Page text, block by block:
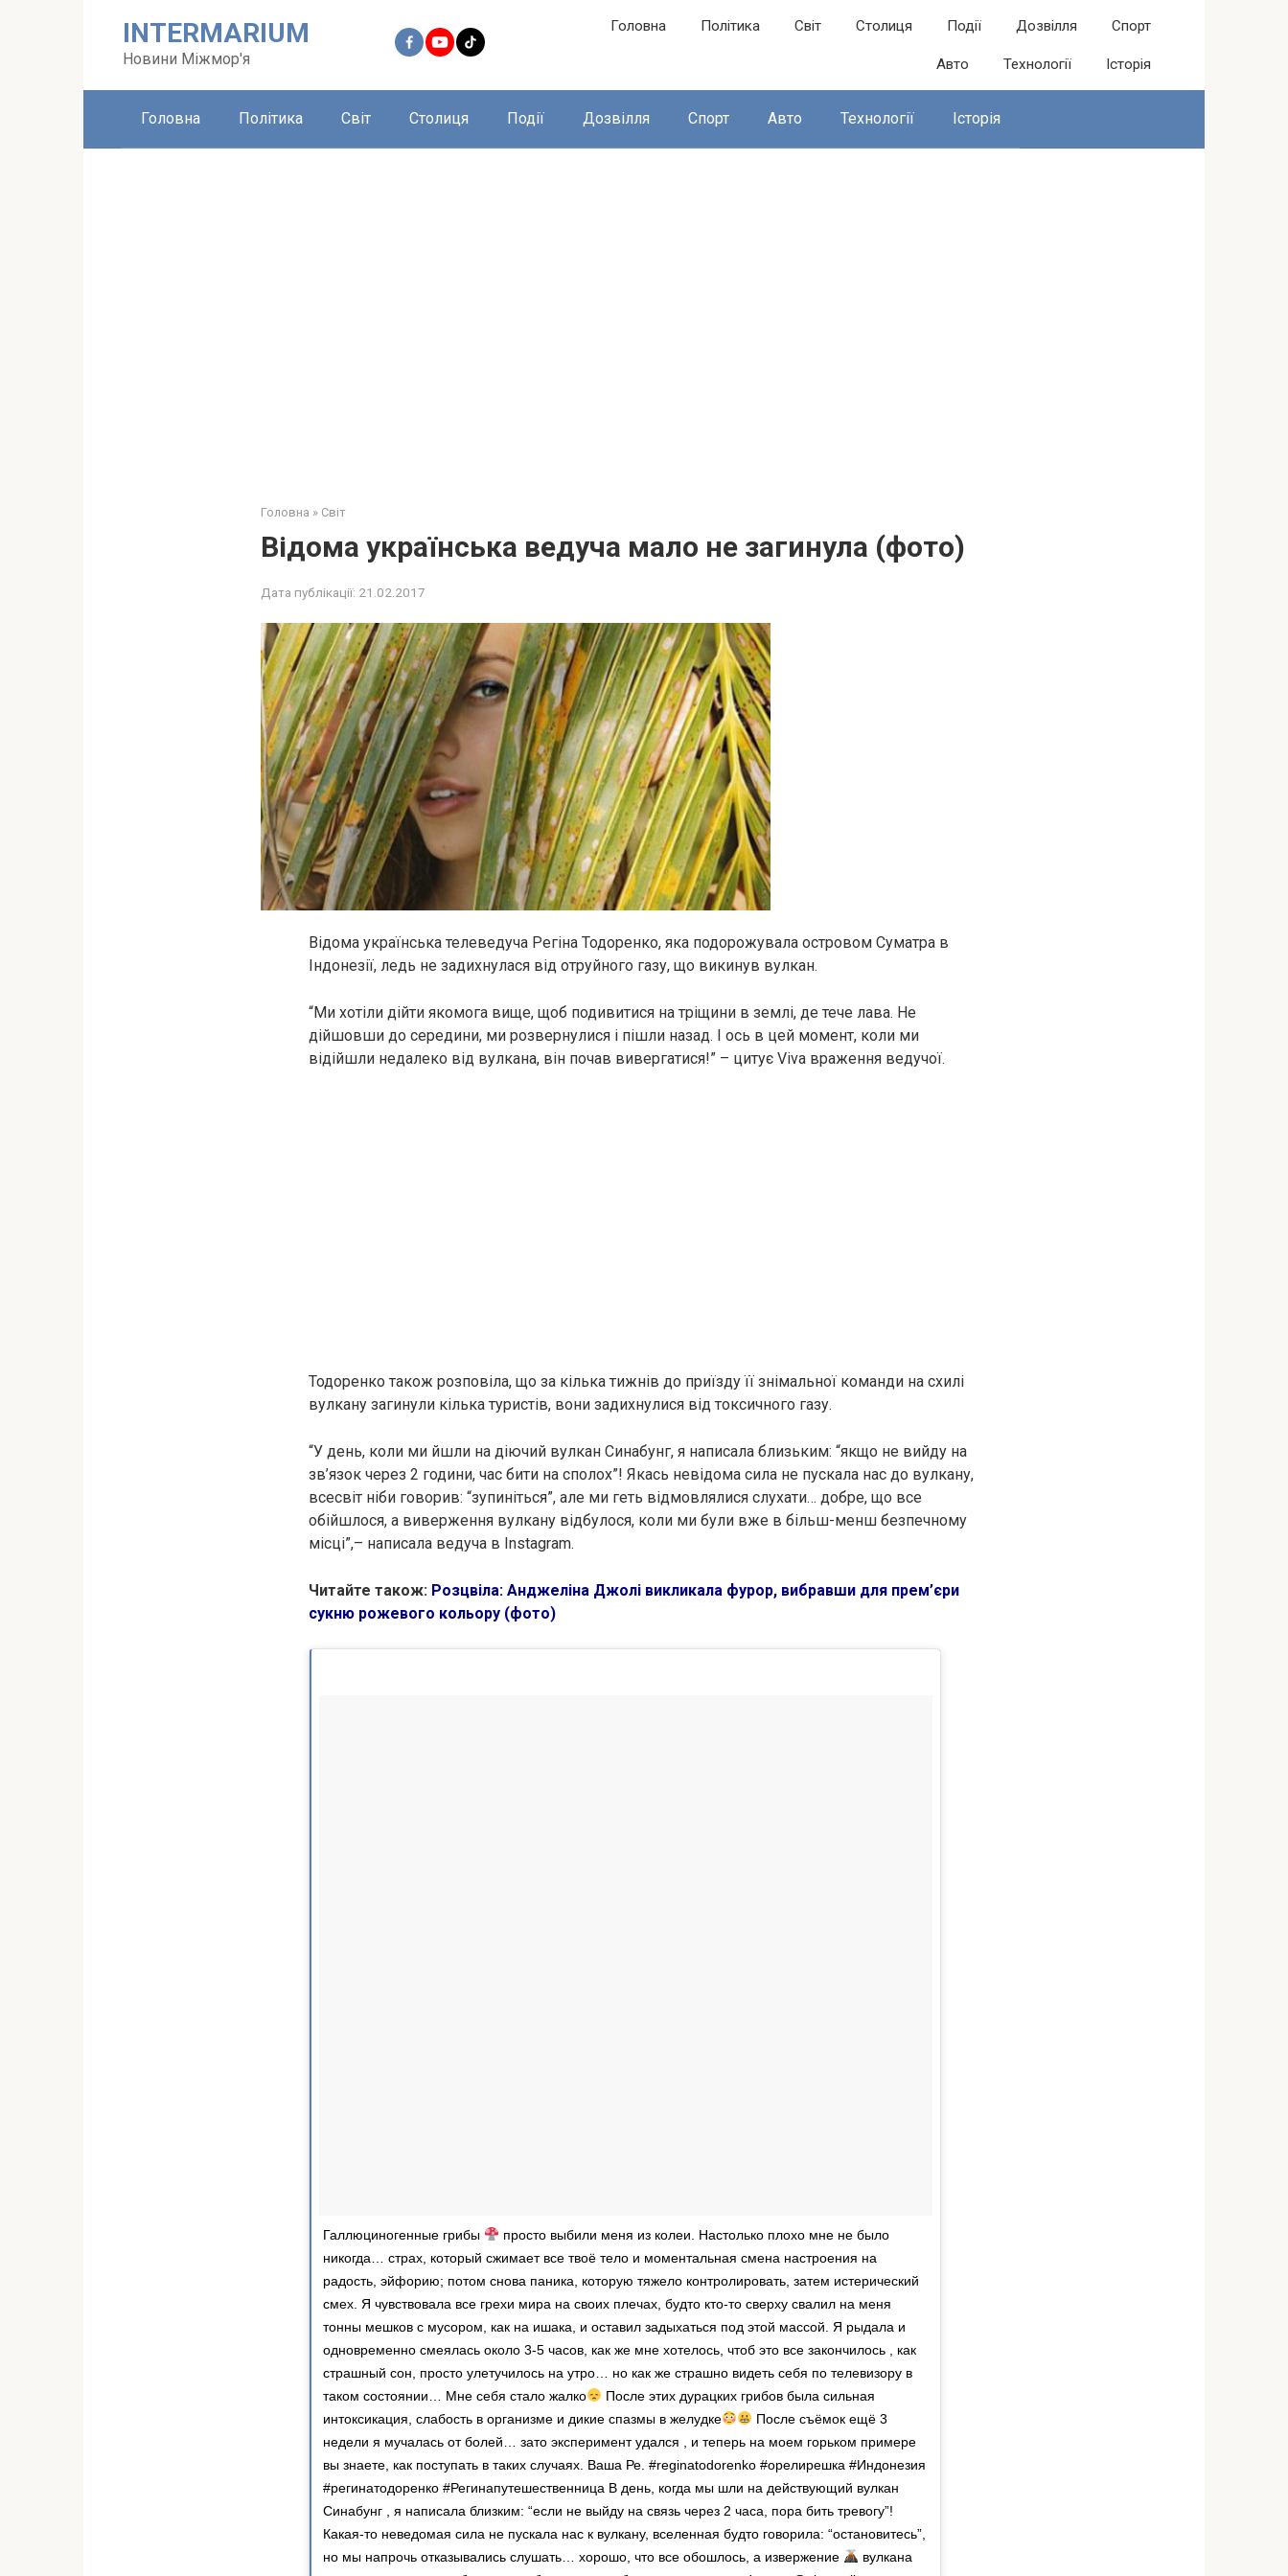
INTERMARIUM
Новини Міжмор'я
Головна Політика Світ Столиця Події Дозвілля Спорт
Авто Технології Історія
Головна Політика Світ Столиця Події Дозвілля Спорт Авто Технології Історія
Головна » Світ
Відома українська ведуча мало не загинула (фото)
Дата публікації: 21.02.2017
Відома українська телеведуча Регіна Тодоренко, яка подорожувала островом Суматра в
Індонезії, ледь не задихнулася від отруйного газу, що викинув вулкан.
“Ми хотіли дійти якомога вище, щоб подивитися на тріщини в землі, де тече лава. Не
дійшовши до середини, ми розвернулися і пішли назад. І ось в цей момент, коли ми
відійшли недалеко від вулкана, він почав вивергатися!” – цитує Viva враження ведучої.
Тодоренко також розповіла, що за кілька тижнів до приїзду її знімальної команди на схилі
вулкану загинули кілька туристів, вони задихнулися від токсичного газу.
“У день, коли ми йшли на діючий вулкан Синабунг, я написала близьким: “якщо не вийду на
зв’язок через 2 години, час бити на сполох”! Якась невідома сила не пускала нас до вулкану,
всесвіт ніби говорив: “зупиніться”, але ми геть відмовлялися слухати… добре, що все
обійшлося, а виверження вулкану відбулося, коли ми були вже в більш-менш безпечному
місці”,– написала ведуча в Іnstagram.
Читайте також: Розцвіла: Анджеліна Джолі викликала фурор, вибравши для прем’єри
сукню рожевого кольору (фото)
Галлюциногенные грибы
просто выбили меня из колеи. Настолько плохо мне не было
никогда… страх, который сжимает все твоё тело и моментальная смена настроения на
радость, эйфорию; потом снова паника, которую тяжело контролировать, затем истерический
смех. Я чувствовала все грехи мира на своих плечах, будто кто-то сверху свалил на меня
тонны мешков с мусором, как на ишака, и оставил задыхаться под этой массой. Я рыдала и
одновременно смеялась около 3-5 часов, как же мне хотелось, чтоб это все закончилось , как
страшный сон, просто улетучилось на утро… но как же страшно видеть себя по телевизору в
таком состоянии… Мне себя стало жалко
После этих дурацких грибов была сильная
интоксикация, слабость в организме и дикие спазмы в желудке
После съёмок ещё 3
недели я мучалась от болей… зато эксперимент удался , и теперь на моем горьком примере
вы знаете, как поступать в таких случаях. Ваша Ре. #reginatodorenko #орелирешка #Индонезия
#регинатодоренко #Регинапутешественница В день, когда мы шли на действующий вулкан
Синабунг , я написала близким: “если не выйду на связь через 2 часа, пора бить тревогу”!
Какая-то неведомая сила не пускала нас к вулкану, вселенная будто говорила: “остановитесь”,
но мы напрочь отказывались слушать… хорошо, что все обошлось, а извержение
вулкана